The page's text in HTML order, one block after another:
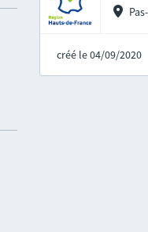
créé le 04/09/2020